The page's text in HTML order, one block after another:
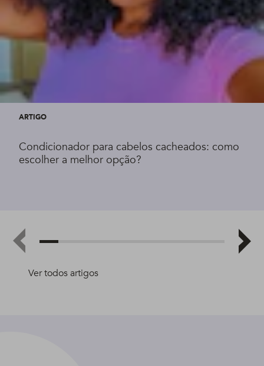
Ver todos artigos
ARTIGO
Condicionador para cabelos cacheados: como
escolher a melhor opção?